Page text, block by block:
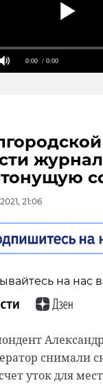
0:00 / 0:00
21:06
на нас в
снимали
уток для